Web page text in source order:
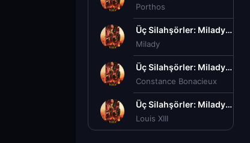
Porthos
Üç Silahşörler: Milady Türkçe Dublaj izle (2023)
Milady
Üç Silahşörler: Milady Türkçe Dublaj izle (2023)
Constance Bonacieux
Üç Silahşörler: Milady Türkçe Dublaj izle (2023)
Louis XIII